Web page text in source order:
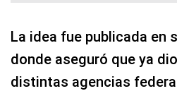
La idea fue publicada en
donde aseguró que ya
distintas agencias